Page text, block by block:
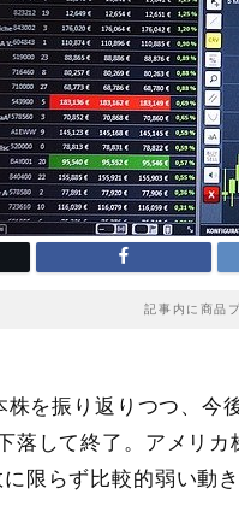
記事内に商品
株を振り返りつつ、今
落して終了 。アメリカ
限らず比較的弱い動